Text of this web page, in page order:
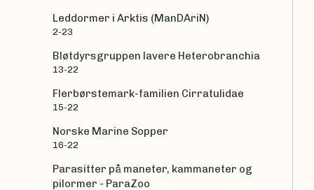
Leddormer i Arktis (ManDAriN)
2-23
Bløtdyrsgruppen lavere Heterobranchia
13-22
Flerbørstemark-familien Cirratulidae
15-22
Norske Marine Sopper
16-22
Parasitter på maneter, kammaneter og
pilormer - ParaZoo